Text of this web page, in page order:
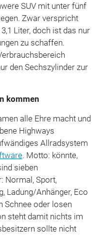
SUV mit unter fünf
Zwar verspricht
Liter, doch ist das nur
zu schaffen.
den Sechszylinder zur
kommen
alle Ehre macht und
Highways
Allradsystem
. Motto: könnte,
sieben
Normal, Sport,
Ladung/Anhänger, Eco
Schnee oder losen
steht damit nichts im
sollte nicht